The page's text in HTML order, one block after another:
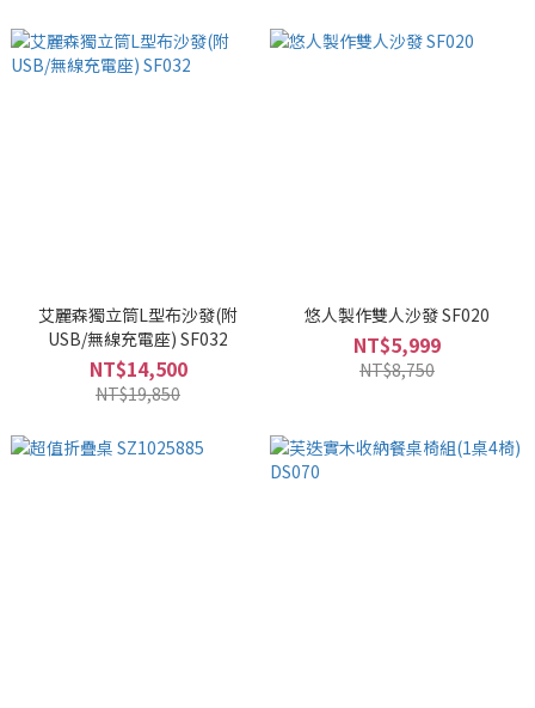
艾麗森獨立筒L型布沙發(附
USB/無線充電座) SF032
NT$14,500
NT$19,850
悠人製作雙人沙發 SF020
NT$5,999
NT$8,750